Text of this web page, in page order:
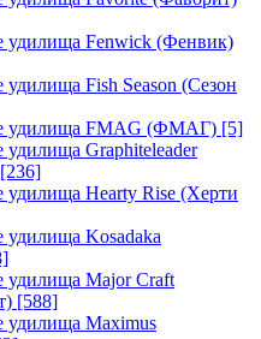
удилища Fenwick (Фенвик)
Fish Season (Сезон
удилища FMAG (ФМАГ) [5]
Graphiteleader
[236]
Hearty Rise (Херти
Kosadaka
Major Craft
[588]
Maximus